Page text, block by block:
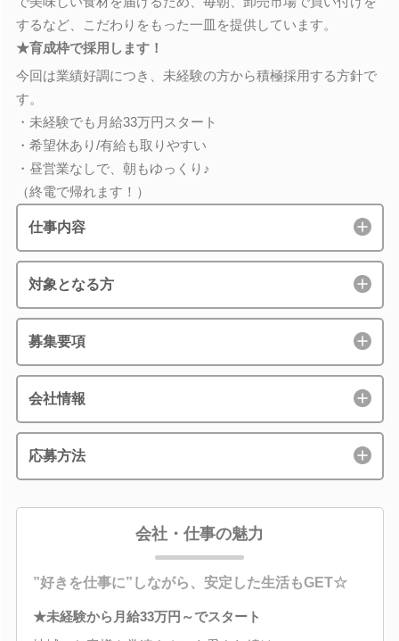
するなど、こだわりをもった一皿を提供しています。
★育成枠で採用します！
今回は業績好調につき、未経験の方から積極採用する方針で
す。
・未経験でも月給33万円スタート
・希望休あり/有給も取りやすい
・昼営業なしで、朝もゆっくり♪
（終電で帰れます！）
仕事内容
対象となる方
募集要項
会社情報
応募方法
会社・仕事の魅力
”好きを仕事に”しながら、安定した生活もGET☆
★未経験から月給33万円～でスタート